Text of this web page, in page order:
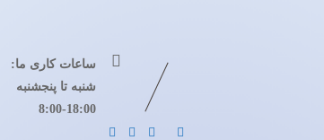
ساعات کاری ما:
شنبه تا پنجشنبه
8:00-18:00